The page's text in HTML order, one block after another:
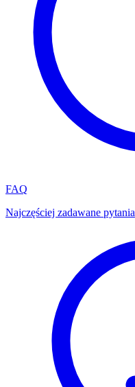
FAQ
Najczęściej zadawane pytania